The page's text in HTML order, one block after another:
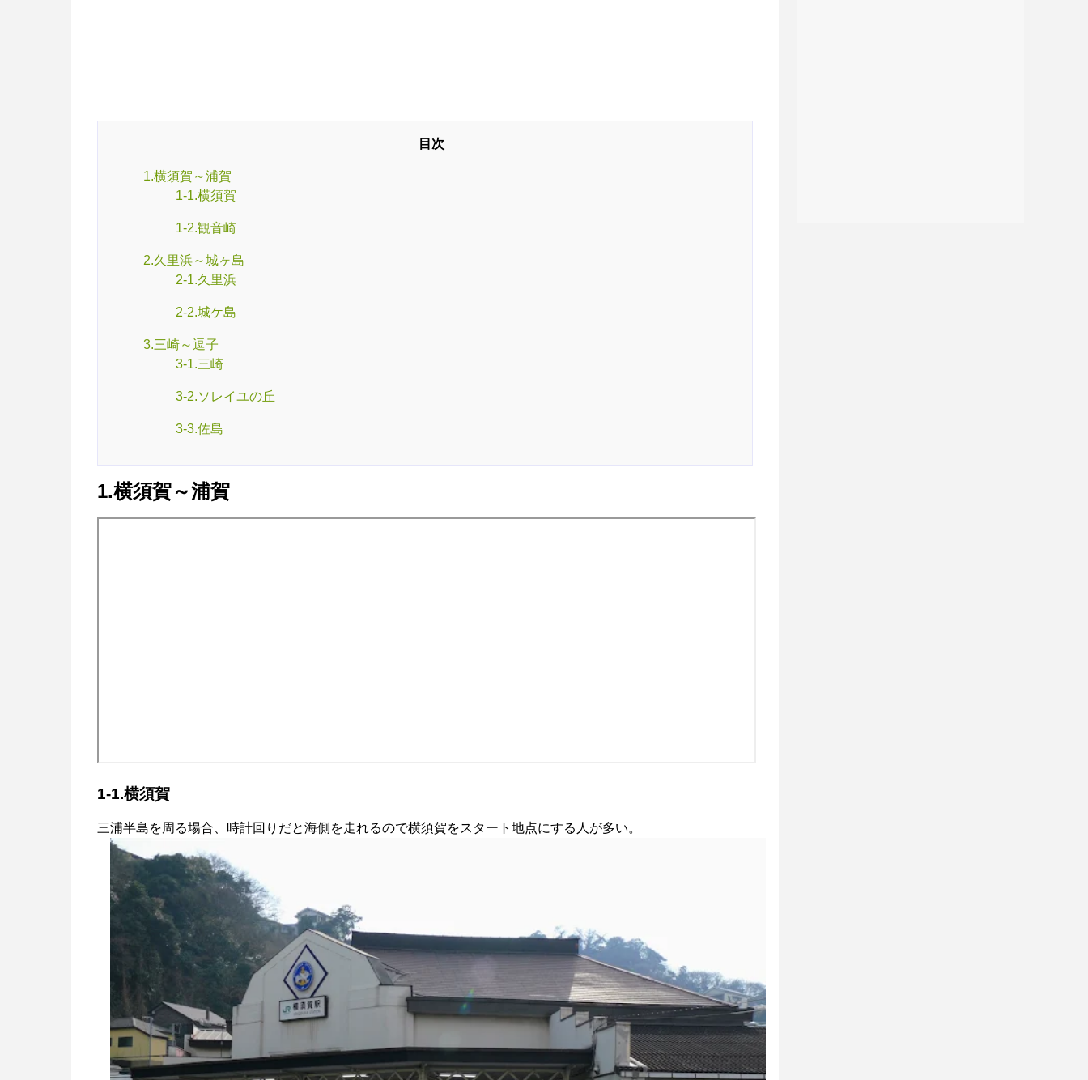
1.横須賀～浦賀
1-1.横須賀
1-2.観音崎
2.久里浜～城ヶ島
2-1.久里浜
2-2.城ケ島
3.三崎～逗子
3-1.三崎
3-2.ソレイユの丘
3-3.佐島
1.横須賀～浦賀
1-1.横須賀
三浦半島を周る場合、時計回りだと海側を走れるので横須賀をスタート地点にする人が多い。